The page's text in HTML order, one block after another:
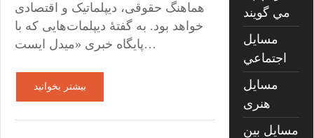
هماهنگ حقوقی، دیپلماتیک و اقتصادی
خواهد بود. به گفتهٔ دیپلمات‌هایی که با
پایگاه خبری «میدل ایست…
بیشتر بخوانید
مي گويند
مسايل
اجتماعي
مسايل
هنری
مسایل بین